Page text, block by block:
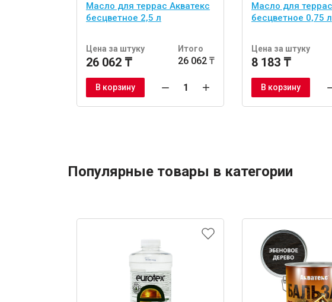
Масло для террас Акватекс
бесцветное 2,5 л
Цена за штуку
26 062 ₸
Итого
26 062 ₸
В корзину
Масло для
бесцветное 0,75 л
Цена за штуку
8 183 ₸
В корзину
Популярные товары в категории